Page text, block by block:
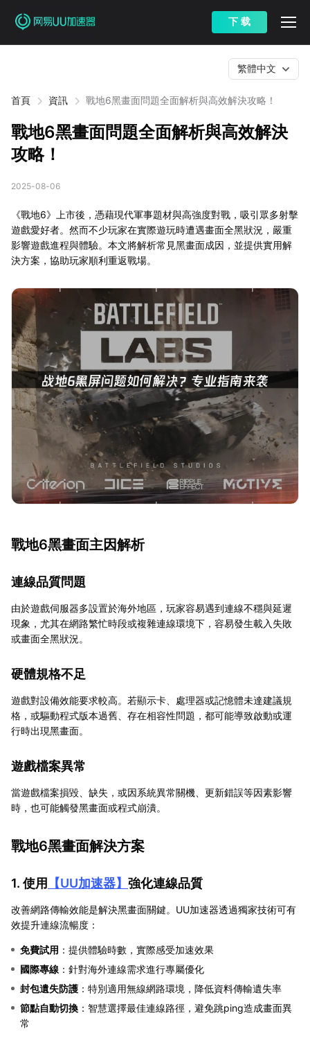
下 载
首頁 資訊 戰地6黑畫面問題全面解析與高效解決攻略！
繁體中文
戰地6黑畫面問題全面解析與高效解決
攻略！
2025-08-06
《戰地6》上市後，憑藉現代軍事題材與高強度對戰，吸引眾多射擊
遊戲愛好者。然而不少玩家在實際遊玩時遭遇畫面全黑狀況，嚴重
影響遊戲進程與體驗。本文將解析常見黑畫面成因，並提供實用解
決方案，協助玩家順利重返戰場。
戰地6黑畫面主因解析
連線品質問題
由於遊戲伺服器多設置於海外地區，玩家容易遇到連線不穩與延遲
現象，尤其在網路繁忙時段或複雜連線環境下，容易發生載入失敗
或畫面全黑狀況。
硬體規格不足
遊戲對設備效能要求較高。若顯示卡、處理器或記憶體未達建議規
格，或驅動程式版本過舊、存在相容性問題，都可能導致啟動或運
行時出現黑畫面。
遊戲檔案異常
當遊戲檔案損毀、缺失，或因系統異常關機、更新錯誤等因素影響
時，也可能觸發黑畫面或程式崩潰。
戰地6黑畫面解決方案
1. 使用 【UU加速器】 強化連線品質
改善網路傳輸效能是解決黑畫面關鍵。UU加速器透過獨家技術可有
效提升連線流暢度：
免費試用 ：提供體驗時數，實際感受加速效果
國際專線 ：針對海外連線需求進行專屬優化
封包遺失防護 ：特別適用無線網路環境，降低資料傳輸遺失率
節點自動切換 ：智慧選擇最佳連線路徑，避免跳ping造成畫面異
常